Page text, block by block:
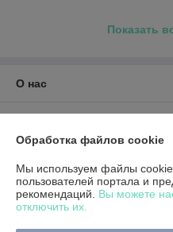
Показать
О нас
График работы
Обработка файлов cookie
Мы используем файлы
пользователей портала и
рекомендаций. Вы можете
отключить их.